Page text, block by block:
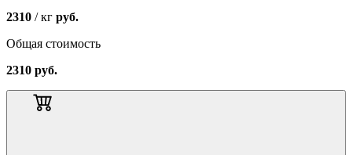
2310 / кг руб.
Общая стоимость
2310 руб.